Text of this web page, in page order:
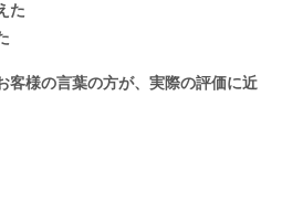
た
客様の言葉の方が、実際の評価に近